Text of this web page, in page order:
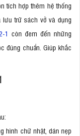
tích hợp thêm hệ thống
lưu trữ sách vở và dụng
1 còn đem đến những
đúng chuẩn. Giúp khắc
hình chữ nhật, dán nẹp